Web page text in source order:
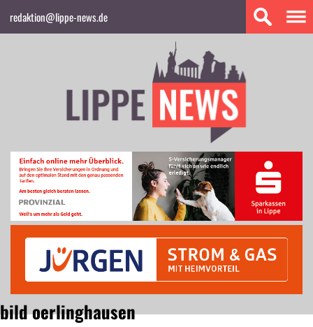
redaktion@lippe-news.de
bild oerlinghausen